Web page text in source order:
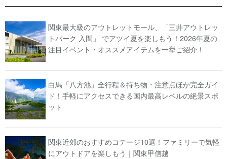
関東最大級のアウトレットモール、「三井アウトレッ
トパーク 入間」 でアツイ夏を楽しもう！2026年夏の
注目イベント・オススメアイテムを一挙ご紹介！
白馬「八方池」全行程＆持ち物・注意点ほか完全ガイ
ド！手軽にアクセスできる国内最高レベルの絶景スポ
ット
関東近郊のおすすめコテージ10選！ファミリーで気軽
にアウトドアを楽しもう｜関東甲信越